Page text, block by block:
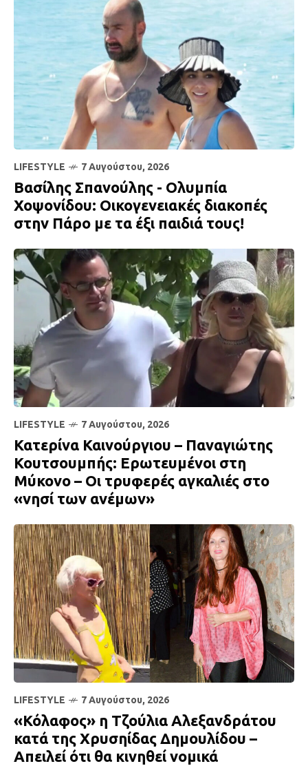
LIFESTYLE 7 Αυγούστου, 2026
Βασίλης Σπανούλης - Ολυμπία
Χοψονίδου: Οικογενειακές διακοπές
στην Πάρο με τα έξι παιδιά τους!
LIFESTYLE 7 Αυγούστου, 2026
Κατερίνα Καινούργιου – Παναγιώτης
Κουτσουμπής: Ερωτευμένοι στη
Μύκονο – Οι τρυφερές αγκαλιές στο
«νησί των ανέμων»
LIFESTYLE 7 Αυγούστου, 2026
«Κόλαφος» η Τζούλια Αλεξανδράτου
κατά της Χρυσηίδας Δημουλίδου –
Απειλεί ότι θα κινηθεί νομικά